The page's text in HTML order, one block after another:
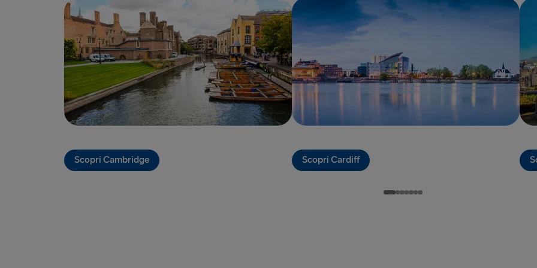
Kiel →
Liepāja →
Liverpool →
Rosslare →
Rostock →
Trelleborg
Scopri Cambridge Scopri Cardiff